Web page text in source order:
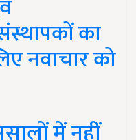
का
नवाचार को